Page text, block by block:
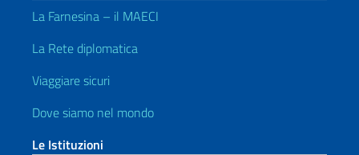
La Farnesina – il MAECI
La Rete diplomatica
Viaggiare sicuri
Dove siamo nel mondo
Le Istituzioni